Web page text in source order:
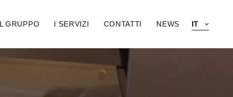
GRUPPO I SERVIZI CONTATTI NEWS